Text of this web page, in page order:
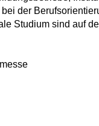
der
Studium sind auf